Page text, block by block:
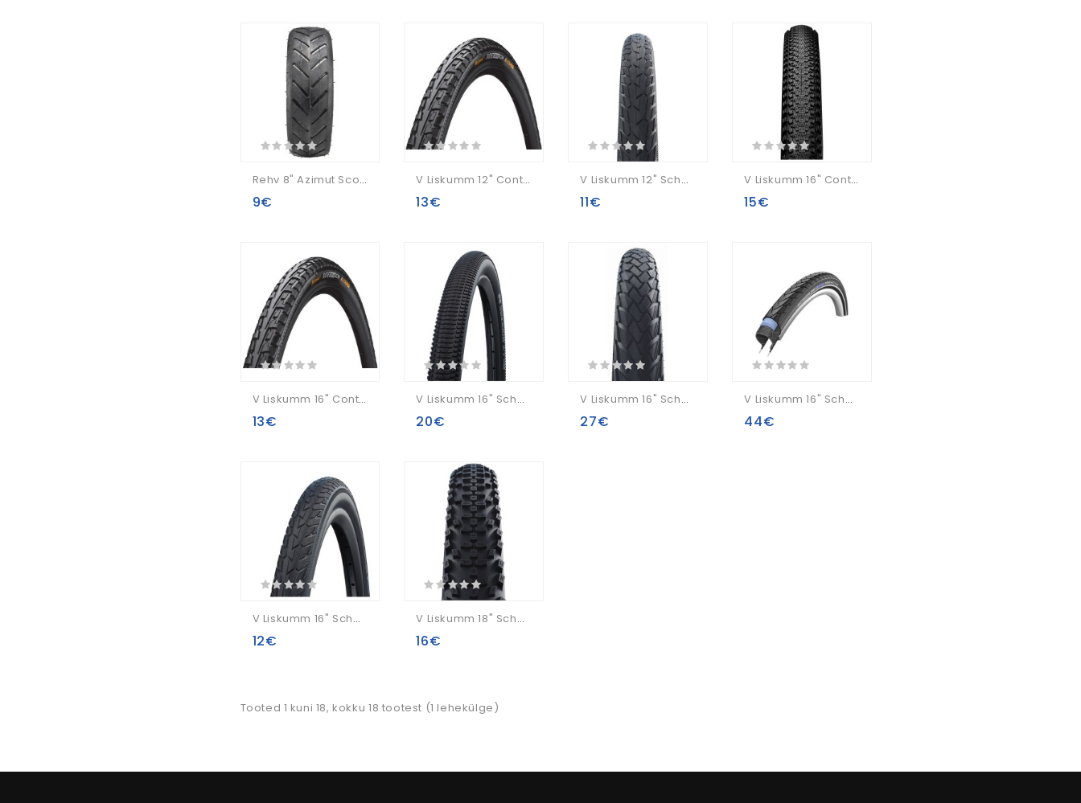
Rehv 8" Azimut Scooter 8 1/2x2 For Xiaomi (1001)
9€
V Liskumm 12" Continental RIDE Tour 62-203
13€
V Liskumm 12" Schwalbe Road Cruiser HS 484, GreenCompound Wired 47-203 / 12x1.75
11€
V Liskumm 16" Continental Double Fighter III 47-305
15€
V Liskumm 16" Continental RIDE Tour 47-305
13€
V Liskumm 16" Schwalbe Billy Bonkers HS 600 Perf Wired 50-305 / 16x2.00 Addix
20€
V Liskumm 16" Schwalbe Marathon HS620 Perf Wired 47-305 / 16x1.75 Reflex
27€
V Liskumm 16" Schwalbe Marathon Plus HS 348 Perf Wired 35-349 Black-Reflex
44€
V Liskumm 16" Schwalbe Road Cruiser HS 484 Active Wired 47-305
12€
V Liskumm 18" Schwalbe Smart Sam HS624 Active Wired 47-355 / 18x1.85
16€
Tooted 1 kuni 18, kokku 18 tootest (1 lehekülge)